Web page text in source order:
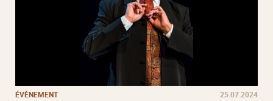
ÉVÈNEMENT 25.07.2024